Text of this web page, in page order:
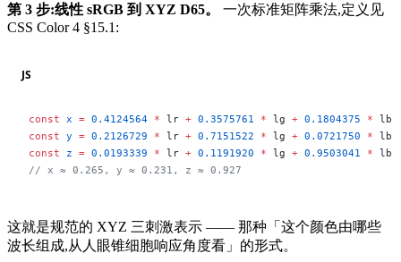
第 3 步:线性 sRGB 到 XYZ D65。
一次标准矩阵乘法,定义见
CSS Color 4 §15.1:
JS
const x = 0.4124564 * lr + 0.3575761 * lg + 0.1804375 * lb;
const y = 0.2126729 * lr + 0.7151522 * lg + 0.0721750 * lb;
const z = 0.0193339 * lr + 0.1191920 * lg + 0.9503041 * lb;
// x ≈ 0.265, y ≈ 0.231, z ≈ 0.927
这就是规范的 XYZ 三刺激表示 —— 那种「这个颜色由哪些
波长组成,从人眼锥细胞响应角度看」的形式。